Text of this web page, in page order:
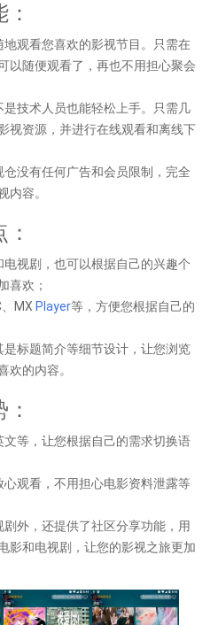
观看您喜欢的影视节目。只需在
以随便观看了，再也不用担心聚会
技术人员也能轻松上手。只需几
视资源，并进行在线观看和离线下
没有任何广告和会员限制，完全
内容。
视剧，也可以根据自己的兴趣个
喜欢；
MX Player等，方便您根据自己的
标题简介等细节设计，让您浏览
欢的内容。
文等，让您根据自己的需求切换语
观看，不用担心电影资料泄露等
外，还提供了社区分享功能，用
影和电视剧，让您的影视之旅更加